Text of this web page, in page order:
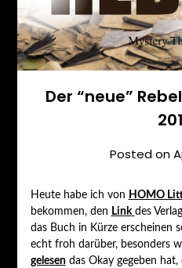
Der “neue”
Posted on
Heute habe ich von HOMO
bekommen, den Link des
das Buch in Kürze erscheinen
echt froh darüber, besonders
gelesendas Okay gegeben hat,